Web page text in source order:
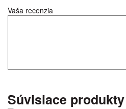
Vaša recenzia
Súvisiace produkty